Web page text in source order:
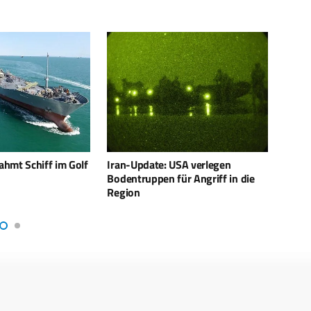
verlegen
Angriff in die
Trumps Botschaft an Khamenei –
Friedensangebot oder letzte
Warnung?